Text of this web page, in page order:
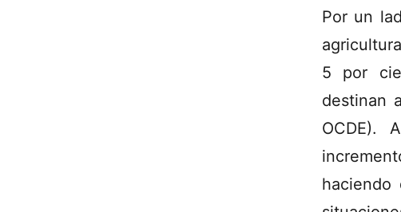
Por un
5 por
destinan
OCDE).
haciendo